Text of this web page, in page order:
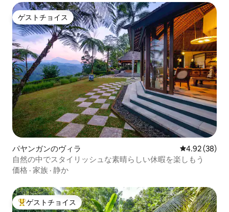
ゲストチョイス
ゲストチョイス
パヤンガンのヴィラ レビュー38
4.92 (38)
自然の中でスタイリッシュな素晴らしい休暇を楽しもう
価格 · 家族 · 静か
大好評のゲストチョイスです。
ゲストチョイス